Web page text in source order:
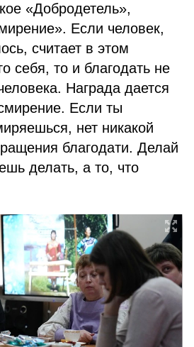
«Добродетель»,
Если человек,
считает в этом
себя, то и благодать не
Награда дается
Если ты
нет никакой
благодати. Делай
делать, а то, что